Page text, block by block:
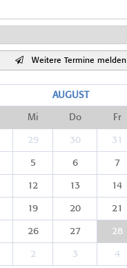
Weitere Termine melden
AUGUST
Mi Do Fr
29 30 31
5 6 7
12 13 14
19 20 21
26 27 28
2 3 4